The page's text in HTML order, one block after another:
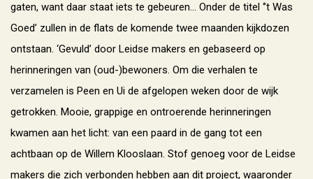
gaten, want daar staat iets te gebeuren… Onder de titel ‘’t Was
Goed’ zullen in de flats de komende twee maanden kijkdozen
ontstaan. ‘Gevuld’ door Leidse makers en gebaseerd op
herinneringen van (oud-)bewoners. Om die verhalen te
verzamelen is Peen en Ui de afgelopen weken door de wijk
getrokken. Mooie, grappige en ontroerende herinneringen
kwamen aan het licht: van een paard in de gang tot een
achtbaan op de Willem Klooslaan. Stof genoeg voor de Leidse
makers die zich verbonden hebben aan dit project, waaronder